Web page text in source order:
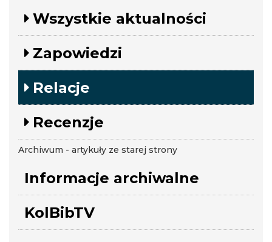
Wszystkie aktualności
Zapowiedzi
Relacje
Recenzje
Archiwum - artykuły ze starej strony
Informacje archiwalne
KolBibTV